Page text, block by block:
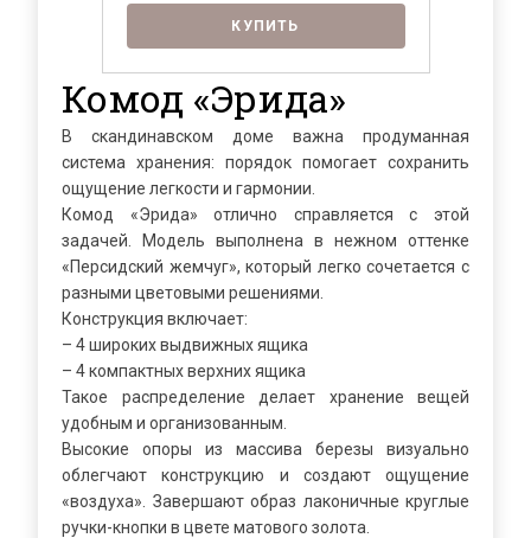
Я ознакомлен с Политикой
обработки персональных данных и
согласен на их обработку.
КУПИТЬ
Комод «Эрида»
В скандинавском доме важна продуманная
система хранения: порядок помогает сохранить
ощущение легкости и гармонии.
Комод «Эрида» отлично справляется с этой
задачей. Модель выполнена в нежном оттенке
«Персидский жемчуг», который легко сочетается с
разными цветовыми решениями.
Конструкция включает:
– 4 широких выдвижных ящика
– 4 компактных верхних ящика
Такое распределение делает хранение вещей
удобным и организованным.
Высокие опоры из массива березы визуально
облегчают конструкцию и создают ощущение
«воздуха». Завершают образ лаконичные круглые
ручки-кнопки в цвете матового золота.